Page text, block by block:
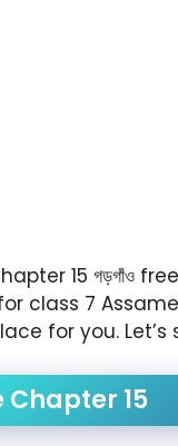
15
7
for you.
Chapter 15